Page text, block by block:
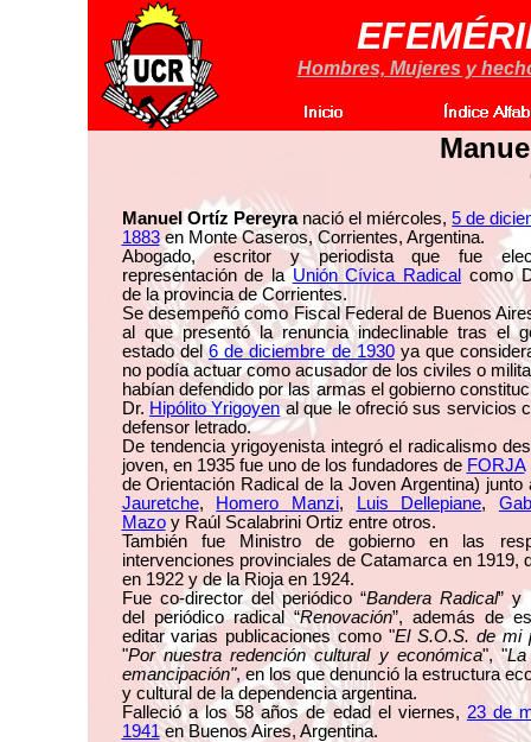
Hombres, Mujeres y
Manuel Ortíz Pereyranació el miércoles,5 de
1883en Monte Caseros, Corrientes, Argentina.
Abogado, escritor y periodista que fue
representación de la Unión Cívica Radical
como
de la provincia de Corrientes.
Se desempeñó como Fiscal Federal de Buenos
al que presentó la renuncia indeclinable tras el
estado del6 de diciembre de 1930ya que
no podía actuar como acusador de los civiles o
habían defendido por las armas el gobierno
Dr. Hipólito Yrigoyenal que le ofreció sus servicios
defensor letrado.
De tendencia yrigoyenista integró el radicalismo
joven, en 1935 fue uno de los fundadores de FORJA
de Orientación Radical de la Joven Argentina) junto
Jauretche, Homero Manzi, Luis Dellepiane,
Mazoy Raúl Scalabrini Ortiz entre otros.
También fue Ministro de gobierno en las
intervenciones provinciales de Catamarca en 1919,
en 1922 y de la Rioja en 1924.
Fue co-director del periódico “Bandera Radical” y
del periódico radical “Renovación”, además de
editar varias publicaciones como "El S.O.S. de mi
"Por nuestra redención cultural y económica", "La
emancipación", en los que denunció la estructura
y cultural de la dependencia argentina.
Falleció a los 58 años de edad el viernes, 23 de
1941en Buenos Aires, Argentina.